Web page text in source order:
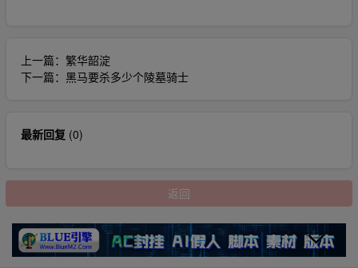
上一篇： 繁华韶淀
下一篇： 黑马要杀多少个陵墓骑士
最新回复 (0)
返回